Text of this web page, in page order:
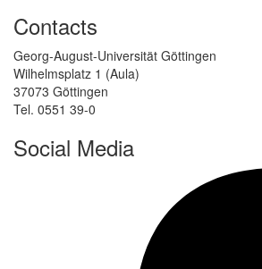
Contacts
Georg-August-Universität Göttingen
Wilhelmsplatz 1 (Aula)
37073 Göttingen
Tel. 0551 39-0
Social Media